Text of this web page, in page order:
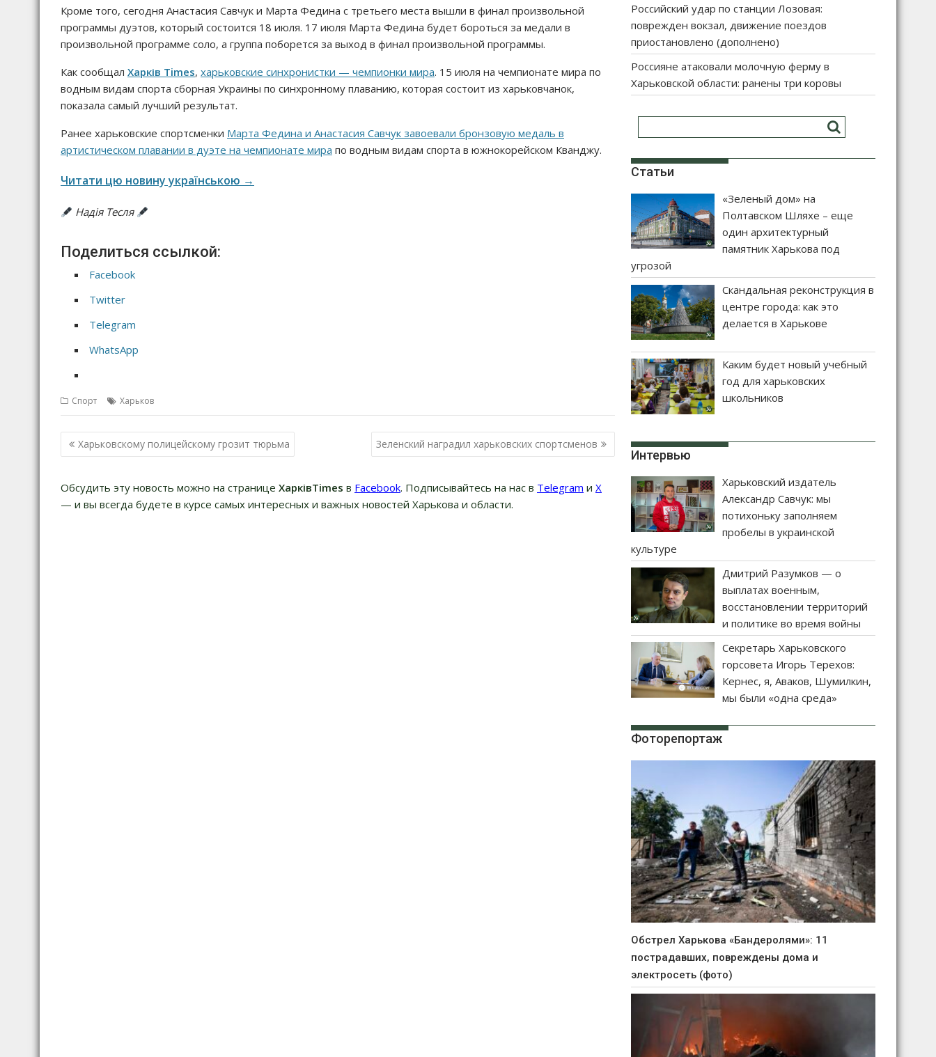
Кроме того, сегодня Анастасия Савчук и Марта Федина с третьего места вышли в финал произвольной
программы дуэтов, который состоится 18 июля. 17 июля Марта Федина будет бороться за медали в
произвольной программе соло, а группа поборется за выход в финал произвольной программы.
Как сообщал Харків Times, харьковские синхронистки — чемпионки мира. 15 июля на чемпионате мира по
водным видам спорта сборная Украины по синхронному плаванию, которая состоит из харьковчанок,
показала самый лучший результат.
Ранее харьковские спортсменки Марта Федина и Анастасия Савчук завоевали бронзовую медаль в
артистическом плавании в дуэте на чемпионате мира по водным видам спорта в южнокорейском Кванджу.
Читати цю новину українською →
Надія Тесля
Поделиться ссылкой:
Facebook
Twitter
Telegram
WhatsApp
Спорт Харьков
Н
а
в
и
Харьковскому полицейскому грозит тюрьма Зеленский наградил харьковских спортсменов
Обсудить эту новость можно на странице ХарківTimes в Facebook. Подписывайтесь на нас в Telegram и Х
— и вы всегда будете в курсе самых интересных и важных новостей Харькова и области.
Российский удар по станции Лозовая:
поврежден вокзал, движение поездов
приостановлено (дополнено)
Россияне атаковали молочную ферму в
Харьковской области: ранены три коровы
Статьи
«Зеленый дом» на
Полтавском Шляхе – еще
один архитектурный
памятник Харькова под
угрозой
Скандальная реконструкция в
центре города: как это
делается в Харькове
Каким будет новый учебный
год для харьковских
школьников
Интервью
Харьковский издатель
Александр Савчук: мы
потихоньку заполняем
пробелы в украинской
культуре
Дмитрий Разумков — о
выплатах военным,
восстановлении территорий
и политике во время войны
Секретарь Харьковского
горсовета Игорь Терехов:
Кернес, я, Аваков, Шумилкин,
мы были «одна среда»
Фоторепортаж
Обстрел Харькова «Бандеролями»: 11
пострадавших, повреждены дома и
электросеть (фото)